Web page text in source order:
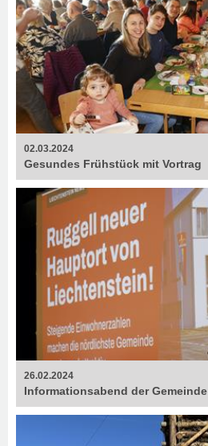
02.03.2024
Gesundes Frühstück mit Vortrag
26.02.2024
Informationsabend der Gemeinde